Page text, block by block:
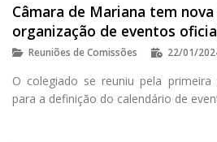
Câmara de Mariana tem
organização de eventos
Reuniões de Comissões 22/01/
O colegiado se reuniu pela
para a definição do calendário de